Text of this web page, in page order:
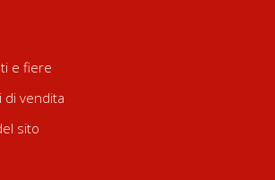
e fiere
di vendita
sito